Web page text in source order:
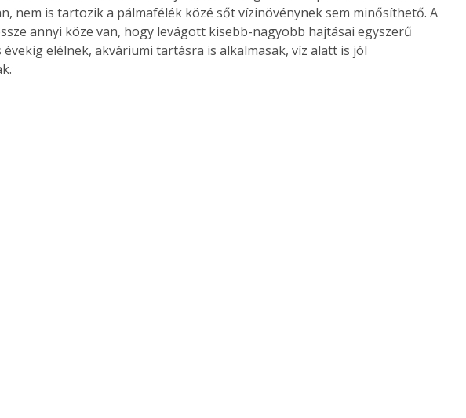
nem is tartozik a pálmafélék közé sőt vízinövénynek sem minősíthető. A
annyi köze van, hogy levágott kisebb-nagyobb hajtásai egyszerű
évekig elélnek, akváriumi tartásra is alkalmasak, víz alatt is jól